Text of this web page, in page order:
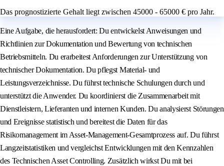
Das prognostizierte Gehalt liegt zwischen 45000 - 65000 € pro Jahr.
Eine Aufgabe, die herausfordert: Du entwickelst Anweisungen und
Richtlinien zur Dokumentation und Bewertung von technischen
Betriebsmitteln. Du erarbeitest Anforderungen zur Unterstützung von
technischer Dokumentation. Du pflegst Material- und
Leistungsverzeichnisse. Du führst technische Schulungen durch und
unterstützt die Anwender. Du koordinierst die Zusammenarbeit mit
Dienstleistern, Lieferanten und internen Kunden. Du analysierst Störungen
und Ereignisse statistisch und bereitest die Daten für das
Risikomanagement im Asset-Management-Gesamtprozess auf. Du führst
Langzeitstatistiken und vergleichst Entwicklungen mit den Kennzahlen
des Technischen Asset Controlling. Zusätzlich wirkst Du mit bei